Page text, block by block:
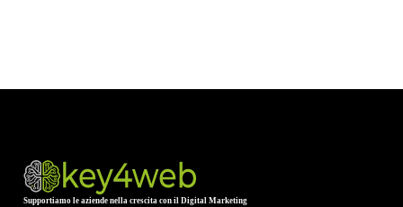
Supportiamo le aziende nella crescita con il Digital Marketing